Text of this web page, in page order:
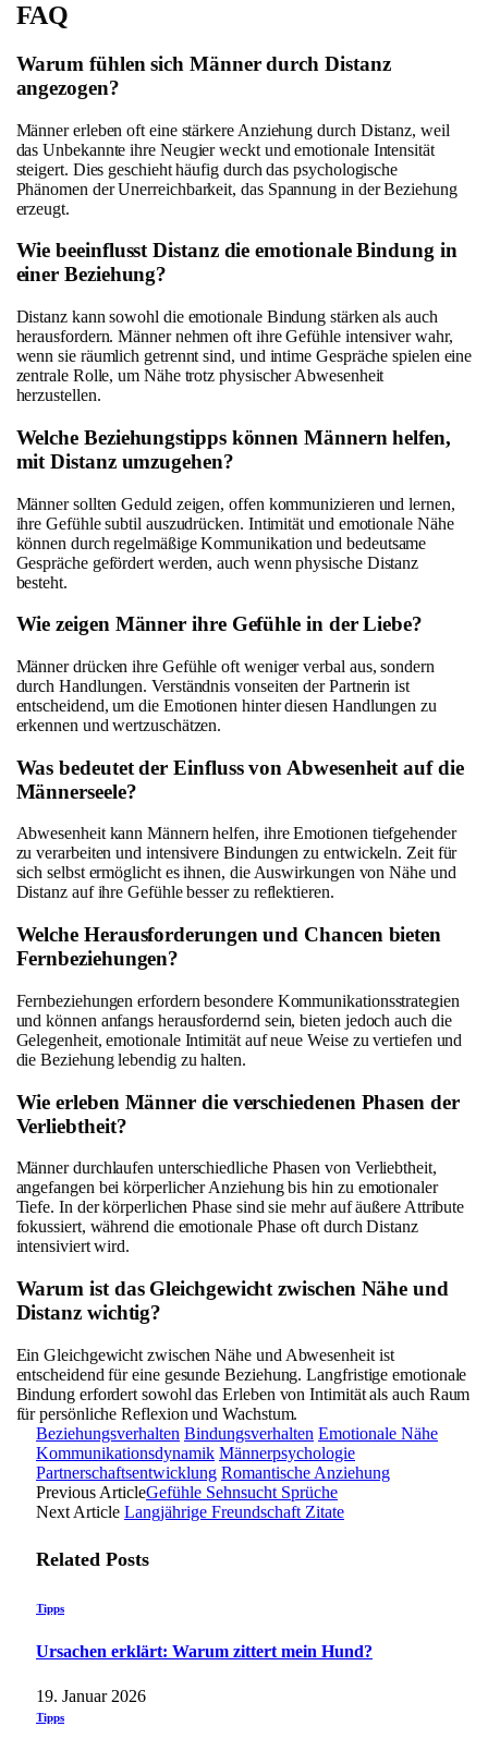
FAQ
Warum fühlen sich Männer durch Distanz
angezogen?
Männer erleben oft eine stärkere Anziehung durch Distanz, weil
das Unbekannte ihre Neugier weckt und emotionale Intensität
steigert. Dies geschieht häufig durch das psychologische
Phänomen der Unerreichbarkeit, das Spannung in der Beziehung
erzeugt.
Wie beeinflusst Distanz die emotionale Bindung in
einer Beziehung?
Distanz kann sowohl die emotionale Bindung stärken als auch
herausfordern. Männer nehmen oft ihre Gefühle intensiver wahr,
wenn sie räumlich getrennt sind, und intime Gespräche spielen eine
zentrale Rolle, um Nähe trotz physischer Abwesenheit
herzustellen.
Welche Beziehungstipps können Männern helfen,
mit Distanz umzugehen?
Männer sollten Geduld zeigen, offen kommunizieren und lernen,
ihre Gefühle subtil auszudrücken. Intimität und emotionale Nähe
können durch regelmäßige Kommunikation und bedeutsame
Gespräche gefördert werden, auch wenn physische Distanz
besteht.
Wie zeigen Männer ihre Gefühle in der Liebe?
Männer drücken ihre Gefühle oft weniger verbal aus, sondern
durch Handlungen. Verständnis vonseiten der Partnerin ist
entscheidend, um die Emotionen hinter diesen Handlungen zu
erkennen und wertzuschätzen.
Was bedeutet der Einfluss von Abwesenheit auf die
Männerseele?
Abwesenheit kann Männern helfen, ihre Emotionen tiefgehender
zu verarbeiten und intensivere Bindungen zu entwickeln. Zeit für
sich selbst ermöglicht es ihnen, die Auswirkungen von Nähe und
Distanz auf ihre Gefühle besser zu reflektieren.
Welche Herausforderungen und Chancen bieten
Fernbeziehungen?
Fernbeziehungen erfordern besondere Kommunikationsstrategien
und können anfangs herausfordernd sein, bieten jedoch auch die
Gelegenheit, emotionale Intimität auf neue Weise zu vertiefen und
die Beziehung lebendig zu halten.
Wie erleben Männer die verschiedenen Phasen der
Verliebtheit?
Männer durchlaufen unterschiedliche Phasen von Verliebtheit,
angefangen bei körperlicher Anziehung bis hin zu emotionaler
Tiefe. In der körperlichen Phase sind sie mehr auf äußere Attribute
fokussiert, während die emotionale Phase oft durch Distanz
intensiviert wird.
Warum ist das Gleichgewicht zwischen Nähe und
Distanz wichtig?
Ein Gleichgewicht zwischen Nähe und Abwesenheit ist
entscheidend für eine gesunde Beziehung. Langfristige emotionale
Bindung erfordert sowohl das Erleben von Intimität als auch Raum
für persönliche Reflexion und Wachstum.
Beziehungsverhalten Bindungsverhalten Emotionale Nähe
Kommunikationsdynamik Männerpsychologie
Partnerschaftsentwicklung Romantische Anziehung
Previous ArticleGefühle Sehnsucht Sprüche
Next Article Langjährige Freundschaft Zitate
Related Posts
Tipps
Ursachen erklärt: Warum zittert mein Hund?
19. Januar 2026
Tipps